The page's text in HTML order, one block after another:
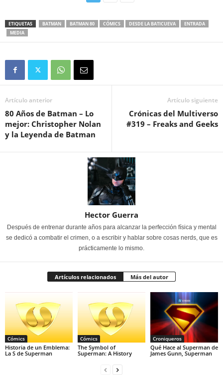
ETIQUETAS BATMAN BATMAN 80 CÓMICS DESDE LA BATICUEVA
ENTRADA
MEDIA
Artículo anterior
80 Años de Batman – Lo
mejor: Christopher Nolan
y la Leyenda de Batman
Artículo siguiente
Crónicas del Multiverso
#319 – Freaks and Geeks
Hector Guerra
Después de entrenar durante años para alcanzar la perfección física y mental
se dedicó a combatir el crimen, o a escribir y hablar sobre cosas nerds, que es
prácticamente lo mismo.
Artículos relacionados Más del autor
Cómics
Historia de un Emblema:
La S de Superman
Cómics
The Symbol of
Superman: A History
Croniqueros
Qué Hace al Superman de
James Gunn, Superman